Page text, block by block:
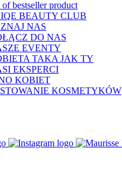
BEAUTY CLUB
NAS
DO NAS
EVENTY
TAKA JAK TY
EKSPERCI
KOBIET
KOSMETYKÓW